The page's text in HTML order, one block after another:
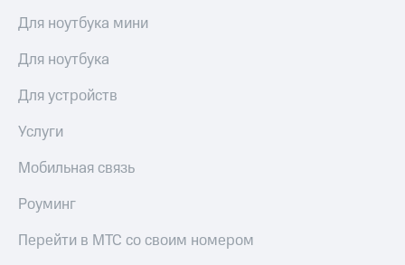
Для ноутбука мини
Для ноутбука
Для устройств
Услуги
Мобильная связь
Роуминг
Перейти в МТС со своим номером